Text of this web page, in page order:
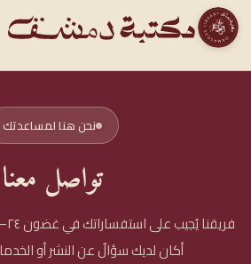
نحن هنا لمساعدتك
تواصل معنا
أكان لديك سؤالٌ عن النشر أو